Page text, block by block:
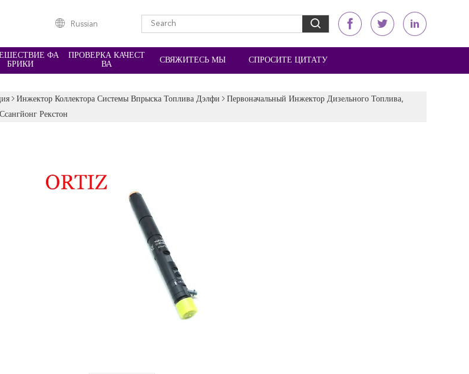
Russian
ФА
БРИКИ
ПРОВЕРКА КАЧЕСТ
ВА
СВЯЖИТЕСЬ МЫ СПРОСИТЕ ЦИТАТУ
Инжектор Коллектора Системы Впрыска Топлива Дэлфи
Первоначальный Инжектор Дизельного Топлива,
Рекстон